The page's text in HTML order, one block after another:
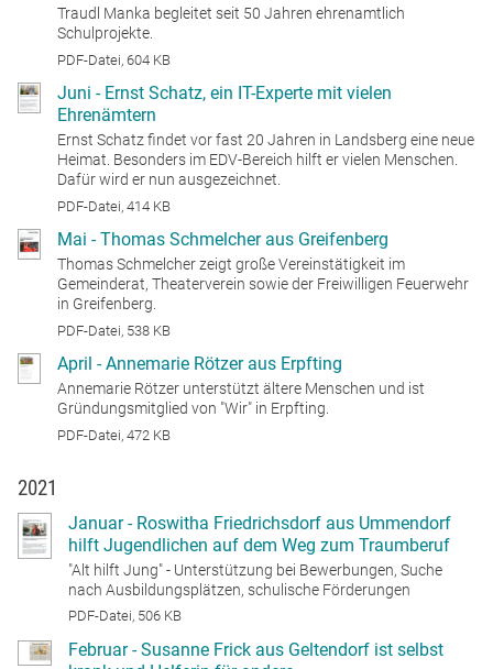
Traudl Manka begleitet seit 50 Jahren ehrenamtlich
Schulprojekte.
PDF-Datei, 604 KB
Juni - Ernst Schatz, ein IT-Experte mit vielen
Ehrenämtern
Ernst Schatz findet vor fast 20 Jahren in Landsberg eine neue
Heimat. Besonders im EDV-Bereich hilft er vielen Menschen.
Dafür wird er nun ausgezeichnet.
PDF-Datei, 414 KB
Mai - Thomas Schmelcher aus Greifenberg
Thomas Schmelcher zeigt große Vereinstätigkeit im
Gemeinderat, Theaterverein sowie der Freiwilligen Feuerwehr
in Greifenberg.
PDF-Datei, 538 KB
April - Annemarie Rötzer aus Erpfting
Annemarie Rötzer unterstützt ältere Menschen und ist
Gründungsmitglied von "Wir" in Erpfting.
PDF-Datei, 472 KB
2021
Januar - Roswitha Friedrichsdorf aus Ummendorf
hilft Jugendlichen auf dem Weg zum Traumberuf
"Alt hilft Jung" - Unterstützung bei Bewerbungen, Suche
nach Ausbildungsplätzen, schulische Förderungen
PDF-Datei, 506 KB
Februar - Susanne Frick aus Geltendorf ist selbst